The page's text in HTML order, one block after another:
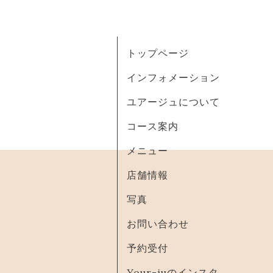
トップページ
インフォメーション
ユアージュについて
コース案内
メニュー
店舗情報
写真
お問い合わせ
予約受付